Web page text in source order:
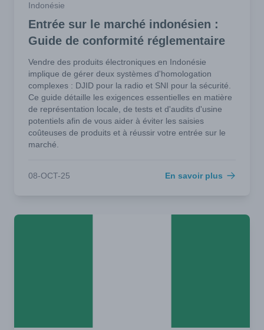
Indonésie
Entrée sur le marché indonésien :
Guide de conformité réglementaire
Vendre des produits électroniques en Indonésie
implique de gérer deux systèmes d'homologation
complexes : DJID pour la radio et SNI pour la sécurité.
Ce guide détaille les exigences essentielles en matière
de représentation locale, de tests et d'audits d'usine
potentiels afin de vous aider à éviter les saisies
coûteuses de produits et à réussir votre entrée sur le
marché.
08-OCT-25 En savoir plus